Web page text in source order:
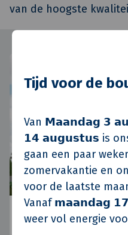
Tijd voor de
Van 𝗠𝗮𝗮𝗻𝗱𝗮𝗴 𝟯
𝟭𝟰 𝗮𝘂𝗴𝘂𝘀𝘁𝘂𝘀 is
gaan een paar
zomervakantie en
voor de laatste
Vanaf 𝗺𝗮𝗮𝗻𝗱𝗮𝗴
weer vol energie
van de hoogste
Koninko, Polen